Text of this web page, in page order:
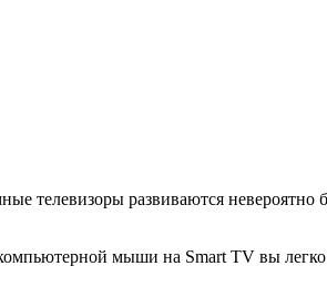
телевизоры развиваются невероятно
мыши на Smart TV вы легко